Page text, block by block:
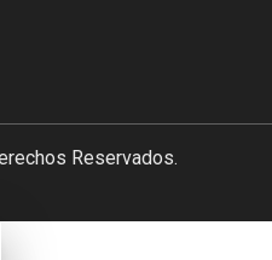
Reservados.